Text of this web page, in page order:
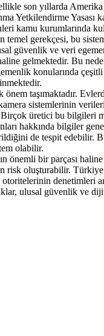
son yıllarda
Yetkilendirme Yasası
kurumlarında
temel gerekçesi, bu
güvenlik ve veri
gelmektedir. Bu
konularında
taşımaktadır.
kamera sistemlerinin
üretici bu bilgileri
hakkında bilgiler
de tespit edebilir.
olabilir.
önemli bir parçası
risk oluşturabilir.
denetimleri
ulusal güvenlik ve